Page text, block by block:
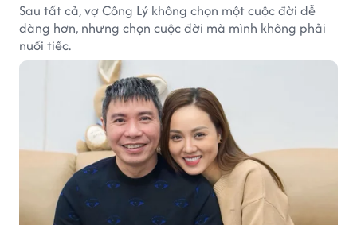
Sau tất cả, vợ Công Lý không chọn một cuộc đời dễ
dàng hơn, nhưng chọn cuộc đời mà mình không phải
nuối tiếc.